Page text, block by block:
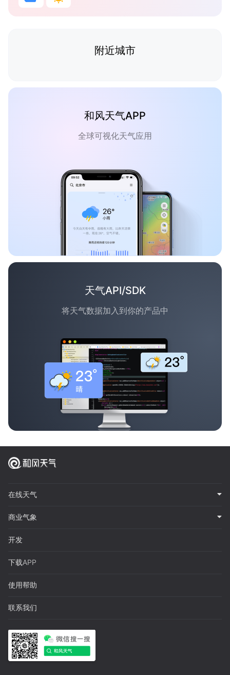
附近城市
和风天气APP
全球可视化天气应用
天气API/SDK
将天气数据加入到你的产品中
在线天气
商业气象
开发
下载APP
使用帮助
联系我们